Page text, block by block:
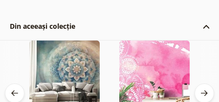
Din aceeași colecție